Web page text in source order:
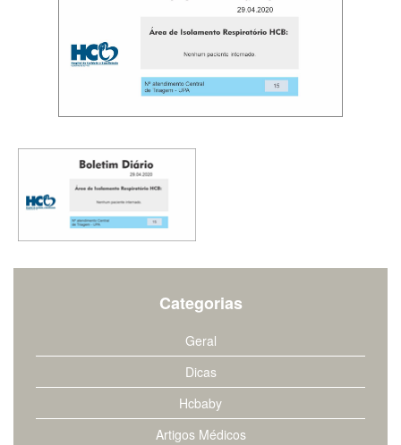
Categorias
Geral
Dicas
Hcbaby
Artigos Médicos